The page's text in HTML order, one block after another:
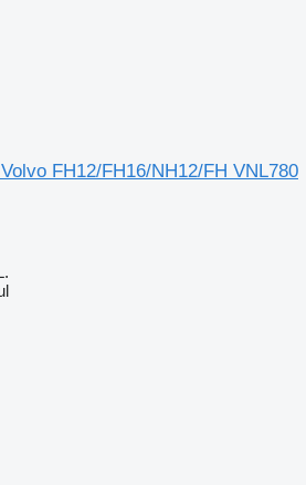
FH12/FH16/NH12/FH VNL780